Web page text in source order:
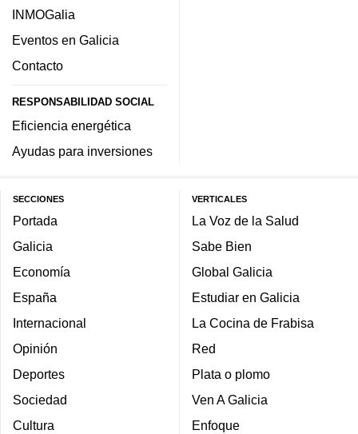
INMOGalia
Eventos en Galicia
Contacto
RESPONSABILIDAD SOCIAL
Eficiencia energética
Ayudas para inversiones
SECCIONES
Portada
Galicia
Economía
España
Internacional
Opinión
Deportes
Sociedad
Cultura
VERTICALES
La Voz de la Salud
Sabe Bien
Global Galicia
Estudiar en Galicia
La Cocina de Frabisa
Red
Plata o plomo
Ven A Galicia
Enfoque